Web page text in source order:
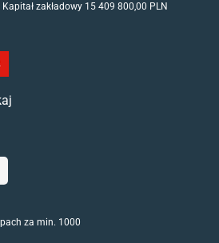
zakładowy 15 409 800,00 PLN
za min. 1000